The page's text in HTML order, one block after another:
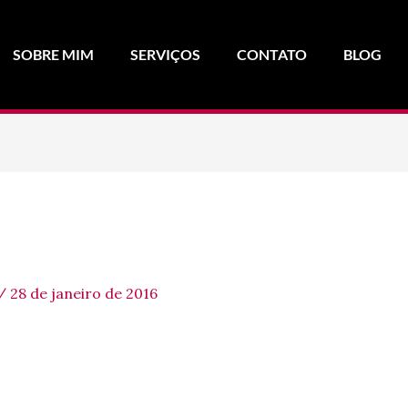
SOBRE MIM SERVIÇOS CONTATO BLOG
/ 28 de janeiro de 2016